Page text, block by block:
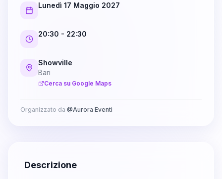
Lunedì 17 Maggio 2027
20:30 - 22:30
Showville
Bari
Cerca su Google Maps
Organizzato da @Aurora Eventi
Descrizione